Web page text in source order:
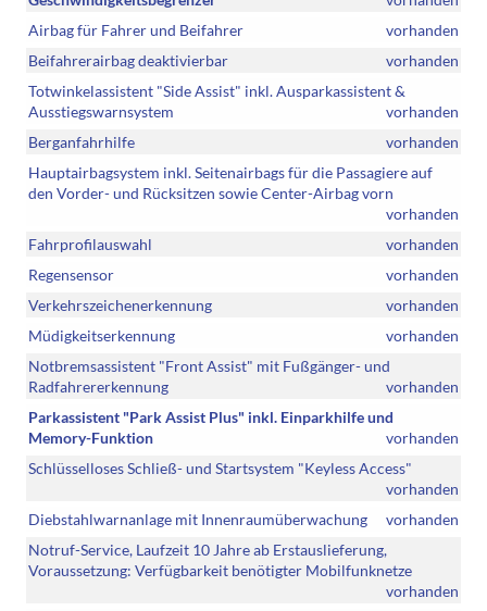
Airbag für Fahrer und Beifahrer
vorhanden
Beifahrerairbag deaktivierbar
vorhanden
Totwinkelassistent "Side Assist" inkl. Ausparkassistent &
Ausstiegswarnsystem
vorhanden
Berganfahrhilfe
vorhanden
Hauptairbagsystem inkl. Seitenairbags für die Passagiere auf
den Vorder- und Rücksitzen sowie Center-Airbag vorn
vorhanden
Fahrprofilauswahl
vorhanden
Regensensor
vorhanden
Verkehrszeichenerkennung
vorhanden
Müdigkeitserkennung
vorhanden
Notbremsassistent "Front Assist" mit Fußgänger- und
Radfahrererkennung
vorhanden
Parkassistent "Park Assist Plus" inkl. Einparkhilfe und
Memory-Funktion
vorhanden
Schlüsselloses Schließ- und Startsystem "Keyless Access"
vorhanden
Diebstahlwarnanlage mit Innenraumüberwachung
vorhanden
Notruf-Service, Laufzeit 10 Jahre ab Erstauslieferung,
Voraussetzung: Verfügbarkeit benötigter Mobilfunknetze
vorhanden